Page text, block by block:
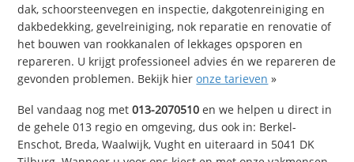
dak, schoorsteenvegen en inspectie, dakgotenreiniging en
dakbedekking, gevelreiniging, nok reparatie en renovatie of
het bouwen van rookkanalen of lekkages opsporen en
repareren. U krijgt professioneel advies én we repareren de
gevonden problemen. Bekijk hieronze tarieven »
Bel vandaag nog met013-2070510 en we helpen u direct in
de gehele 013 regio en omgeving, dus ook in: Berkel-
Enschot, Breda, Waalwijk, Vught en uiteraard in 5041 DK